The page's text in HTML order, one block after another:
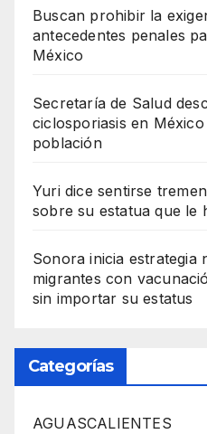
Buscan prohibir la
antecedentes penales
México
Secretaría de Salud
ciclosporiasis en
población
Yuri dice sentirse
sobre su estatua que le
Sonora inicia estrategia
migrantes con
sin importar su estatus
Categorías
AGUASCALIENTES